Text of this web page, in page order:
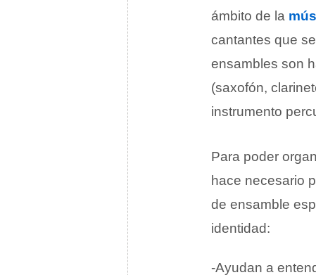
ámbito de la
cantantes que
ensambles son
(saxofón,
instrumento
Para poder
hace necesario
de ensamble
identidad:
-Ayudan a